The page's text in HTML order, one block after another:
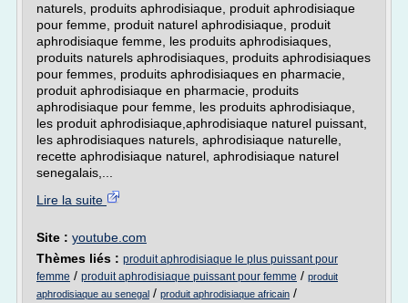
naturels, produits aphrodisiaque, produit aphrodisiaque
pour femme, produit naturel aphrodisiaque, produit
aphrodisiaque femme, les produits aphrodisiaques,
produits naturels aphrodisiaques, produits aphrodisiaques
pour femmes, produits aphrodisiaques en pharmacie,
produit aphrodisiaque en pharmacie, produits
aphrodisiaque pour femme, les produits aphrodisiaque,
les produit aphrodisiaque,aphrodisiaque naturel puissant,
les aphrodisiaques naturels, aphrodisiaque naturelle,
recette aphrodisiaque naturel, aphrodisiaque naturel
senegalais,...
Lire la suite
Site : youtube.com
Thèmes liés : produit aphrodisiaque le plus puissant pour
femme / produit aphrodisiaque puissant pour femme / produit
aphrodisiaque au senegal / produit aphrodisiaque africain /